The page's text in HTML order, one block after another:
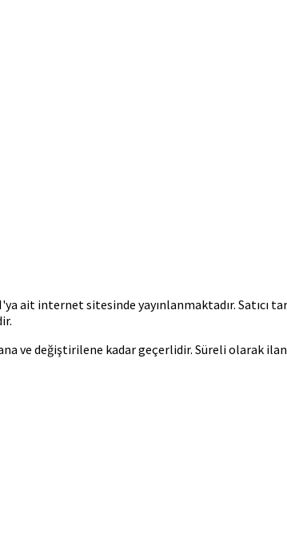
internet sitesinde yayınlanmaktadır. Satıcı
ve değiştirilene kadar geçerlidir. Süreli olarak